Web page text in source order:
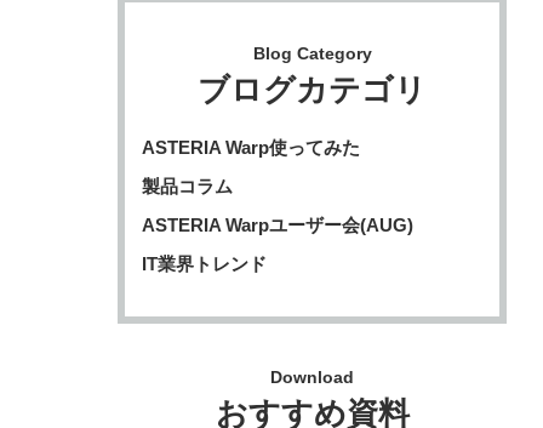
Blog Category
ブログカテゴリ
ASTERIA Warp使ってみた
製品コラム
ASTERIA Warpユーザー会(AUG)
IT業界トレンド
Download
おすすめ資料